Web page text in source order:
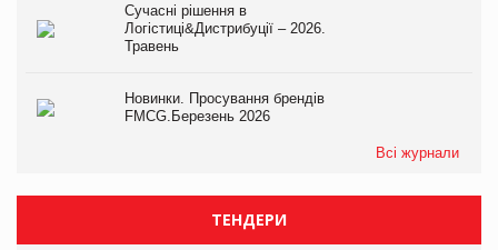
Сучасні рішення в
Логістиці&Дистрибуції – 2026.
Травень
Новинки. Просування брендів
FMCG.Березень 2026
Всі журнали
ТЕНДЕРИ